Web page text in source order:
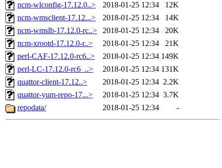
ncm-wlconfig-17.12.0..>
2018-01-25 12:34
12K
ncm-wmsclient-17.12...>
2018-01-25 12:34
14K
ncm-wmslb-17.12.0-rc..>
2018-01-25 12:34
20K
ncm-xrootd-17.12.0-r..>
2018-01-25 12:34
21K
perl-CAF-17.12.0-rc6..>
2018-01-25 12:34 149K
perl-LC-17.12.0-rc6_..>
2018-01-25 12:34 131K
quattor-client-17.12..>
2018-01-25 12:34 2.2K
quattor-yum-repo-17...>
2018-01-25 12:34 3.7K
repodata/
2018-01-25 12:34 -